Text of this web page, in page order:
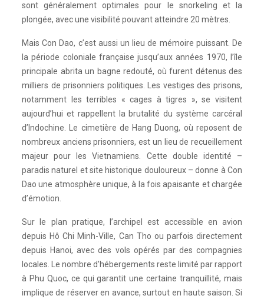
sont généralement optimales pour le snorkeling et la
plongée, avec une visibilité pouvant atteindre 20 mètres.
Mais Con Dao, c’est aussi un lieu de mémoire puissant. De
la période coloniale française jusqu’aux années 1970, l’île
principale abrita un bagne redouté, où furent détenus des
milliers de prisonniers politiques. Les vestiges des prisons,
notamment les terribles « cages à tigres », se visitent
aujourd’hui et rappellent la brutalité du système carcéral
d’Indochine. Le cimetière de Hang Duong, où reposent de
nombreux anciens prisonniers, est un lieu de recueillement
majeur pour les Vietnamiens. Cette double identité –
paradis naturel et site historique douloureux – donne à Con
Dao une atmosphère unique, à la fois apaisante et chargée
d’émotion.
Sur le plan pratique, l’archipel est accessible en avion
depuis Hô Chi Minh-Ville, Can Tho ou parfois directement
depuis Hanoi, avec des vols opérés par des compagnies
locales. Le nombre d’hébergements reste limité par rapport
à Phu Quoc, ce qui garantit une certaine tranquillité, mais
implique de réserver en avance, surtout en haute saison. Si